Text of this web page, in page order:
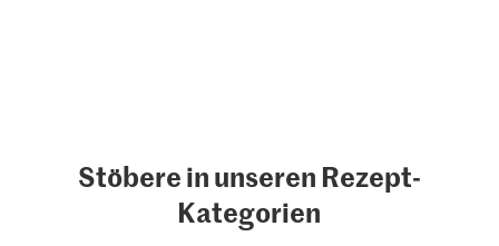
Stöbere in unseren Rezept-
Kategorien